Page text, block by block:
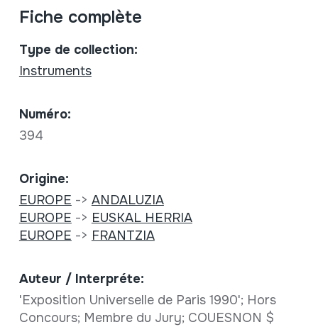
Fiche complète
Type de collection:
Instruments
Numéro:
394
Origine:
EUROPE -> ANDALUZIA
EUROPE -> EUSKAL HERRIA
EUROPE -> FRANTZIA
Auteur / Interpréte:
'Exposition Universelle de Paris 1990'; Hors
Concours; Membre du Jury; COUESNON $